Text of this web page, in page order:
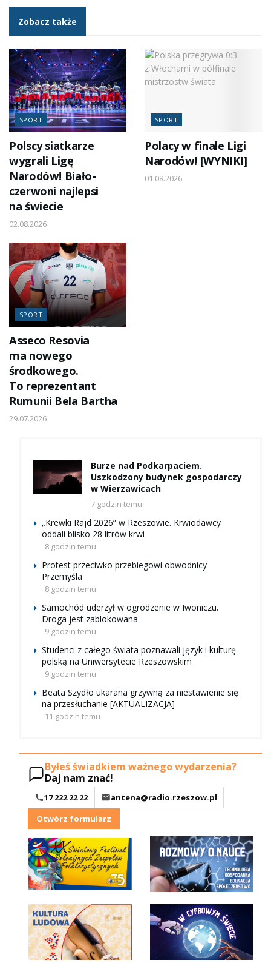
Zobacz także
SPORT
Polscy siatkarze
wygrali Ligę
Narodów! Biało-
czerwoni najlepsi
na świecie
02.08.2026
SPORT
Polacy w finale Ligi
Narodów! [WYNIKI]
01.08.2026
SPORT
Asseco Resovia
ma nowego
środkowego.
To reprezentant
Rumunii Bela Bartha
29.07.2026
Burze nad Podkarpaciem.
Uszkodzony budynek gospodarczy
w Wierzawicach
7 godzin temu
„Krewki Rajd 2026” w Rzeszowie. Krwiodawcy
oddali blisko 28 litrów krwi
8 godzin temu
Protest przeciwko przebiegowi obwodnicy
Przemyśla
8 godzin temu
Samochód uderzył w ogrodzenie w Iwoniczu.
Droga jest zablokowana
9 godzin temu
Studenci z całego świata poznawali język i kulturę
polską na Uniwersytecie Rzeszowskim
9 godzin temu
Beata Szydło ukarana grzywną za niestawienie się
na przesłuchanie [AKTUALIZACJA]
11 godzin temu
Byłeś świadkiem ważnego wydarzenia?
Daj nam znać!
17 222 22 22
antena@radio.rzeszow.pl
Otwórz formularz